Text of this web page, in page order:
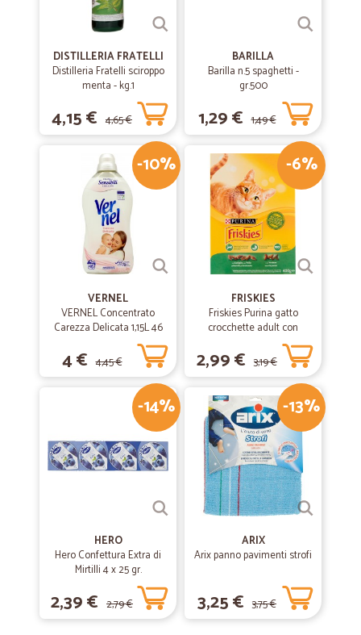
complicato..sarà meglio il prossimo .
DISTILLERIA FRATELLI
Distilleria Fratelli sciroppo
menta - kg.1
4,15 € 4,65 €
BARILLA
Barilla n.5 spaghetti -
gr.500
1,29 € 1,49 €
-10%
VERNEL
VERNEL Concentrato
Carezza Delicata 1,15L 46
4 € 4,45 €
-6%
FRISKIES
Friskies Purina gatto
crocchette adult con
coniglio, pollo e verdure
scatola gr.400
2,99 € 3,19 €
-14%
HERO
Hero Confettura Extra di
Mirtilli 4 x 25 gr.
2,39 € 2,79 €
-13%
ARIX
Arix panno pavimenti strofi
3,25 € 3,75 €